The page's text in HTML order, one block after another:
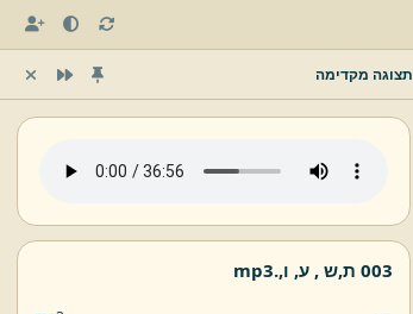
תצוגה מקדימה
003 ת, ש , ע, ו,.
mp3